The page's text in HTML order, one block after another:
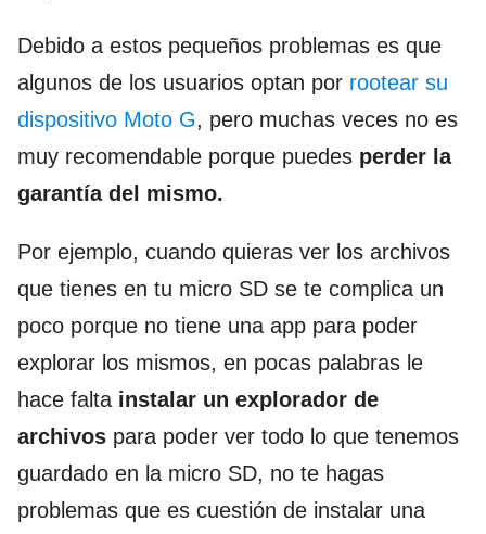
Debido a estos pequeños problemas es que
algunos de los usuarios optan por rootear su
dispositivo Moto G, pero muchas veces no es
muy recomendable porque puedes perder la
garantía del mismo.
Por ejemplo, cuando quieras ver los archivos
que tienes en tu micro SD se te complica un
poco porque no tiene una app para poder
explorar los mismos, en pocas palabras le
hace falta instalar un explorador de
archivos para poder ver todo lo que tenemos
guardado en la micro SD, no te hagas
problemas que es cuestión de instalar una